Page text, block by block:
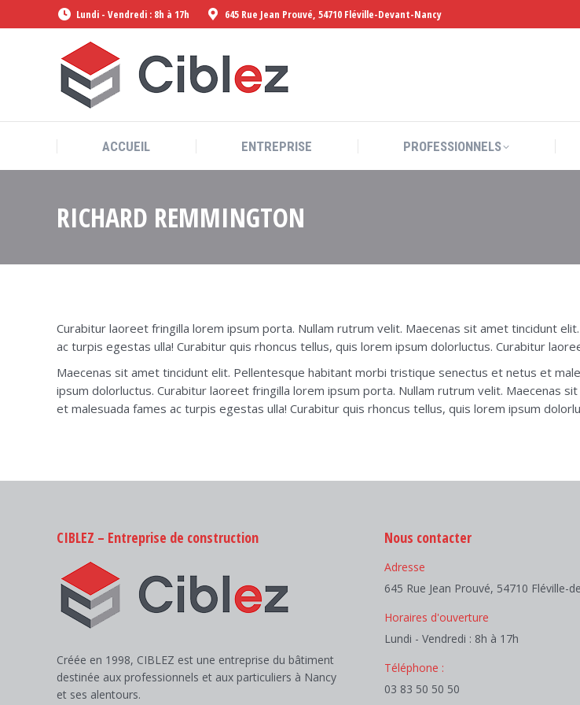
Lundi - Vendredi : 8h à 17h 645 Rue Jean Prouvé, 54710 Fléville-Devant-Nancy
ACCUEIL ENTREPRISE PROFESSIONNELS
RICHARD REMMINGTON
Curabitur laoreet fringilla lorem ipsum porta. Nullam rutrum velit. Maecenas sit amet tincidunt
ac turpis egestas ulla! Curabitur quis rhoncus tellus, quis lorem ipsum dolorluctus. Curabitur
Maecenas sit amet tincidunt elit. Pellentesque habitant morbi tristique senectus et netus et
ipsum dolorluctus. Curabitur laoreet fringilla lorem ipsum porta. Nullam rutrum velit. Maecenas
et malesuada fames ac turpis egestas ulla! Curabitur quis rhoncus tellus, quis lorem ipsum
CIBLEZ – Entreprise de construction
Créée en 1998, CIBLEZ est une entreprise du bâtiment
destinée aux professionnels et aux particuliers à Nancy
et ses alentours.
Nous contacter
Adresse
645 Rue Jean Prouvé, 54710 Fléville-
Horaires d'ouverture
Lundi - Vendredi : 8h à 17h
Téléphone :
03 83 50 50 50
ACCUEIL ENTREPRISE PROFESSIONNELS